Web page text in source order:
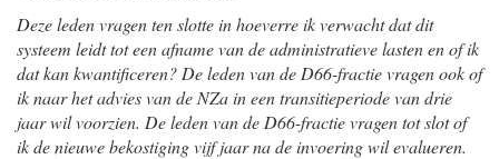
Deze leden vragen ten slotte in hoeverre ik verwacht dat dit
systeem leidt tot een afname van de administratieve lasten en of ik
dat kan kwantificeren? De leden van de D66-fractie vragen ook of
ik naar het advies van de NZa in een transitieperiode van drie
jaar wil voorzien. De leden van de D66-fractie vragen tot slot of
ik de nieuwe bekostiging vijf jaar na de invoering wil evalueren.